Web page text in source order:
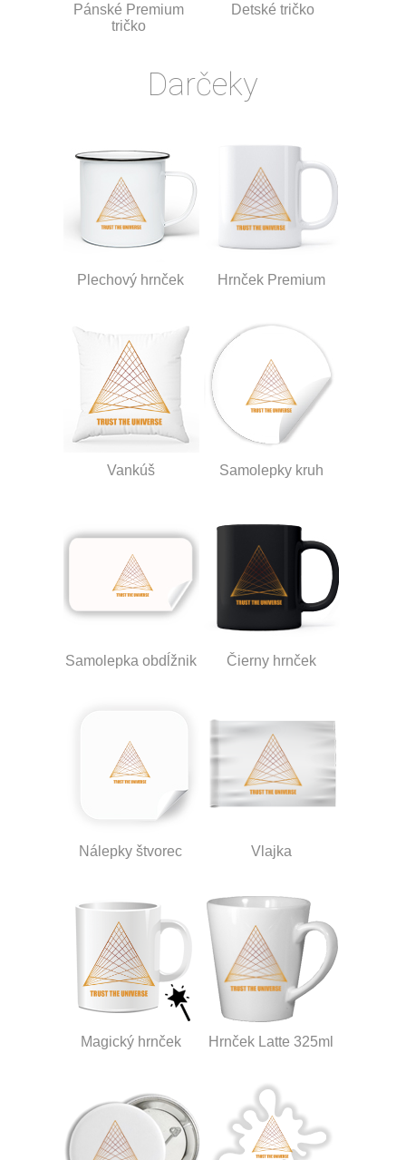
Pánské Premium
tričko
Detské tričko
Darčeky
Plechový hrnček Hrnček Premium
Vankúš Samolepky kruh
Samolepka obdĺžnik Čierny hrnček
Nálepky štvorec Vlajka
Magický hrnček Hrnček Latte 325ml